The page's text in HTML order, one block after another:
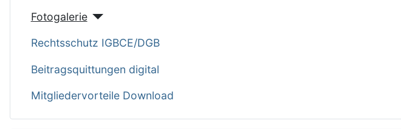
Fotogalerie
Rechtsschutz IGBCE/DGB
Beitragsquittungen digital
Mitgliedervorteile Download